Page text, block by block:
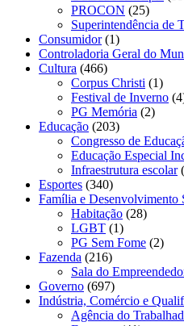
PROCON (25)
Superintendência de
Consumidor(1)
Controladoria Geral do
Cultura (466)
Corpus Christi (1)
Festival de Inverno
PG Memória (2)
Educação (203)
Congresso de
Educação Especial
Infraestrutura escolar
Esportes (340)
Família e Desenvolvimento
Habitação (28)
LGBT (1)
PG Sem Fome (2)
Fazenda (216)
Sala do
Governo (697)
Indústria, Comércio e
Agência do